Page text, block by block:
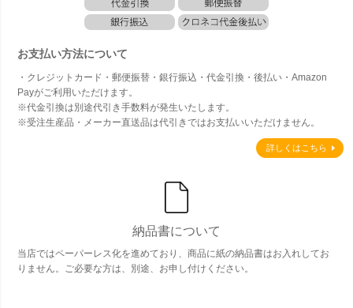
お支払い方法について
・クレジットカード・郵便振替・銀行振込・代金引換・後払い・Amazon
Payがご利用いただけます。
※代金引換は別途代引き手数料が発生いたします。
※受注生産品・メーカー直送品は代引きではお支払いいただけません。
詳しくはこちら
納品書について
当店ではペーパーレス化を進めており、商品に紙の納品書はお入れしてお
りません。ご必要な方は、別途、お申し付けください。